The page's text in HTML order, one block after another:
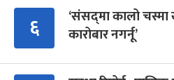
६
‘संसद्‍मा कालो
कारोबार नगर्नू’